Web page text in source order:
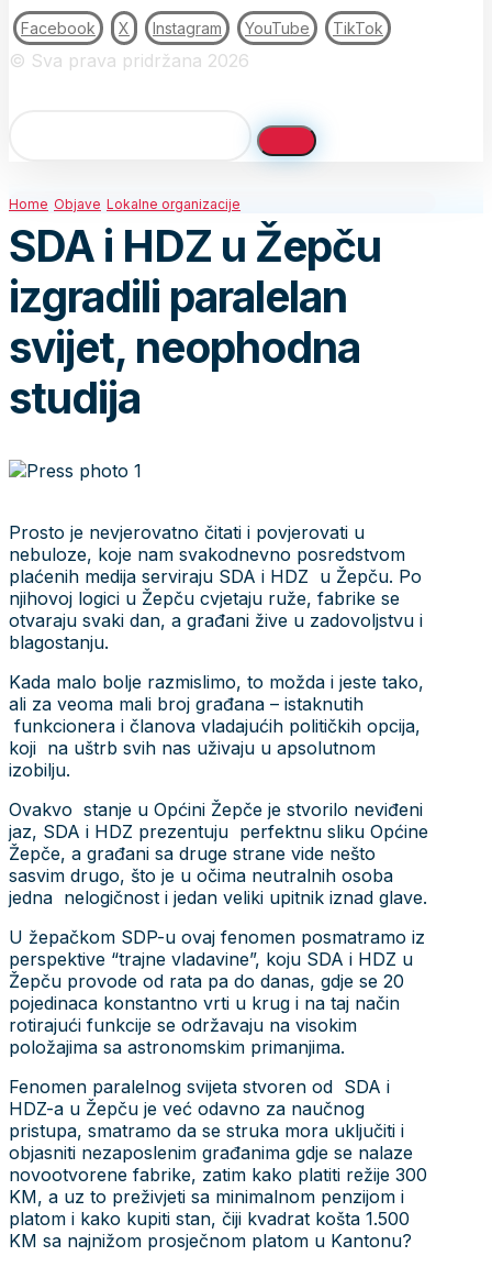
Facebook X Instagram YouTube TikTok
© Sva prava pridržana 2026
Home Objave Lokalne organizacije
SDA i HDZ u Žepču
izgradili paralelan
svijet, neophodna
studija
Prosto je nevjerovatno čitati i povjerovati u
nebuloze, koje nam svakodnevno posredstvom
plaćenih medija serviraju SDA i HDZ u Žepču. Po
njihovoj logici u Žepču cvjetaju ruže, fabrike se
otvaraju svaki dan, a građani žive u zadovoljstvu i
blagostanju.
Kada malo bolje razmislimo, to možda i jeste tako,
ali za veoma mali broj građana – istaknutih
funkcionera i članova vladajućih političkih opcija,
koji na uštrb svih nas uživaju u apsolutnom
izobilju.
Ovakvo stanje u Općini Žepče je stvorilo neviđeni
jaz, SDA i HDZ prezentuju perfektnu sliku Općine
Žepče, a građani sa druge strane vide nešto
sasvim drugo, što je u očima neutralnih osoba
jedna nelogičnost i jedan veliki upitnik iznad glave.
U žepačkom SDP-u ovaj fenomen posmatramo iz
perspektive “trajne vladavine”, koju SDA i HDZ u
Žepču provode od rata pa do danas, gdje se 20
pojedinaca konstantno vrti u krug i na taj način
rotirajući funkcije se održavaju na visokim
položajima sa astronomskim primanjima.
Fenomen paralelnog svijeta stvoren od SDA i
HDZ-a u Žepču je već odavno za naučnog
pristupa, smatramo da se struka mora uključiti i
objasniti nezaposlenim građanima gdje se nalaze
novootvorene fabrike, zatim kako platiti režije 300
KM, a uz to preživjeti sa minimalnom penzijom i
platom i kako kupiti stan, čiji kvadrat košta 1.500
KM sa najnižom prosječnom platom u Kantonu?